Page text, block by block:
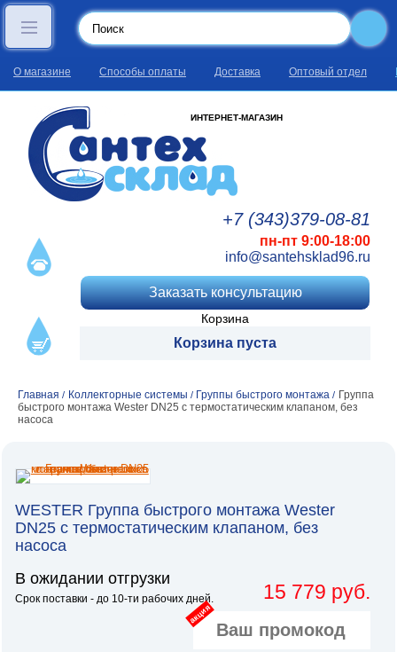
О магазине Способы оплаты Доставка Оптовый отдел
ИНТЕРНЕТ-МАГАЗИН
+7 (343)379-08-81
пн-пт 9:00-18:00
info@santehsklad96.ru
Заказать консультацию
Корзина
Корзина пуста
Главная / Коллекторные системы / Группы быстрого монтажа / Группа
быстрого монтажа Wester DN25 с термостатическим клапаном, без
насоса
WESTER Группа быстрого монтажа Wester
DN25 с термостатическим клапаном, без
насоса
В ожидании отгрузки
Срок поставки - до 10-ти рабочих дней. 15 779 руб.
акция